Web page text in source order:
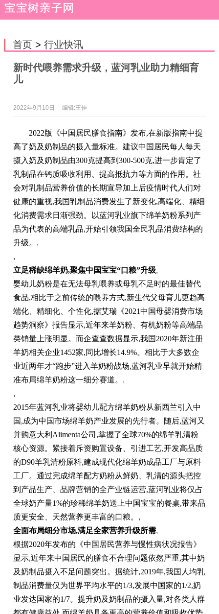
首页> 行业快讯
新时代喂养需求升级，蓝河乳业助力精细育
儿
2022年9月10日 编辑:王佳
2022版《中国居民膳食指南》发布,在新版指南中提
高了奶及奶制品的摄入量标准。建议中国居民每人每天
摄入奶及奶制品由300克提高到300-500克,进一步肯定了
乳制品在钙质吸收利用、提高抵抗力等方面的作用。社
会对乳制品营养价值的长期宣导加上后疫情时代人们对
健康的重视,我国乳制品消费发生了新变化,高端化、精细
化消费需求日渐强劲。以蓝河乳业旗下绵羊奶粉系列产
品为代表的高端乳品,开始引领我国全民乳品消费结构的
升级。 ,
,
立足稀缺绵羊奶,聚焦中国宝宝“口粮”升级,
婴幼儿奶粉是在无法母乳喂养或母乳不足时的最佳替代
食品,相比于之前传统的喂养方式,新生代父母育儿更趋高
端化、精细化、个性化,据艾瑞《2021中国母婴消费市场
趋势洞察》报告显示,近年来羊奶粉、有机奶粉等高端品
类销量上涨明显。而企查查数据显示,我国2020年新注册
羊奶相关企业1452家,同比增长14.9%。相比于大多数企
业近两年才“跑步”进入羊奶粉战场,蓝河乳业早就开始精
准布局绵羊奶粉这一细分赛道。 ,
,
2015年蓝河乳业将婴幼儿配方绵羊奶粉从新西兰引入中
国,成为中国市场绵羊奶产业发展的先行者。随后,蓝河又
并购意大利Alimenta公司,掌握了全球70%的绵羊乳清粉
核心资源。紧接着斥资购置设备、引进工艺,开发高品质
的D90羊乳清粉原料,建成现代化绵羊奶成品工厂与原料
工厂。通过完成绵羊配方奶粉从鲜奶、乳清的源头把控
到产品生产、品牌营销的全产业链运营,蓝河乳业将仅占
全球奶产量1%的珍稀绵羊奶送上中国宝宝的餐桌,带来品
质更安全、天然营养更丰富的口粮。 ,
全面布局细分市场,满足全家营养升级所需,
根据2020年发布的《中国居民营养与慢性病状况报告》
显示,近年来中国居民的膳食不合理问题依然严重,其中奶
及奶制品摄入不足问题突出。据统计,2019年,我国人均乳
制品消费量仅为世界平均水平的1/3,发展中国家的1/2,奶
业发达国家的1/7。提升奶及奶制品的摄入量,对各类人群